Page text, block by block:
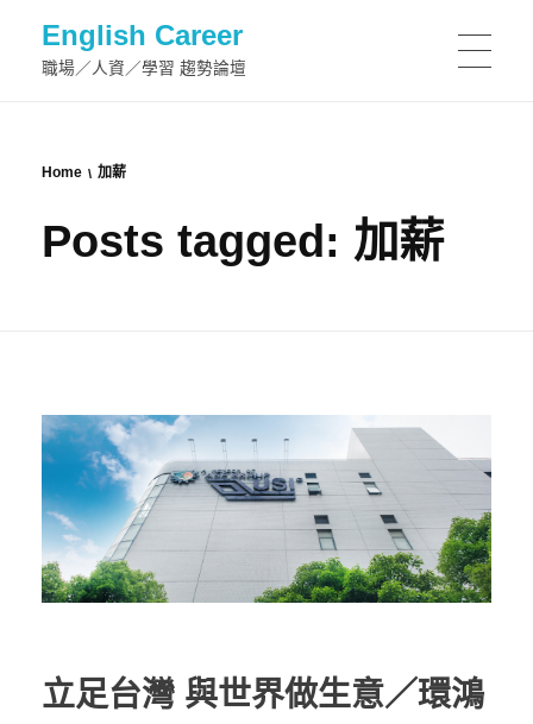
English Career
職場／人資／學習 趨勢論壇
Home 加薪
Posts tagged: 加薪
立足台灣 與世界做生意／環鴻